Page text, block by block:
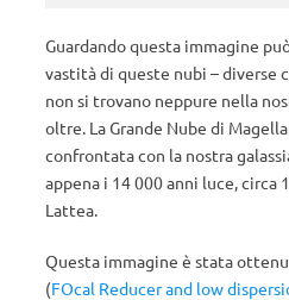
Guardando questa immagine
vastità di queste nubi – diverse
non si trovano neppure nella
oltre. La Grande Nube di
confrontata con la nostra
appena i 14 000 anni luce, circa
Lattea.
Questa immagine è stata
(FOcal Reducer and low